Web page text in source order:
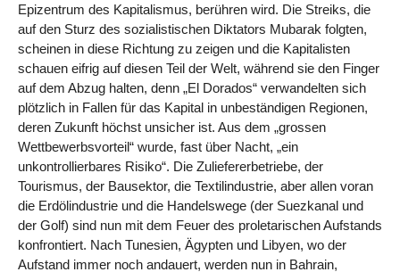
Epizentrum des Kapitalismus, berühren wird. Die Streiks, die
auf den Sturz des sozialistischen Diktators Mubarak folgten,
scheinen in diese Richtung zu zeigen und die Kapitalisten
schauen eifrig auf diesen Teil der Welt, während sie den Finger
auf dem Abzug halten, denn „El Dorados“ verwandelten sich
plötzlich in Fallen für das Kapital in unbeständigen Regionen,
deren Zukunft höchst unsicher ist. Aus dem „grossen
Wettbewerbsvorteil“ wurde, fast über Nacht, „ein
unkontrollierbares Risiko“. Die Zuliefererbetriebe, der
Tourismus, der Bausektor, die Textilindustrie, aber allen voran
die Erdölindustrie und die Handelswege (der Suezkanal und
der Golf) sind nun mit dem Feuer des proletarischen Aufstands
konfrontiert. Nach Tunesien, Ägypten und Libyen, wo der
Aufstand immer noch andauert, werden nun in Bahrain,